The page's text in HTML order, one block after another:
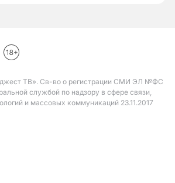
ТВ». Св-во о регистрации СМИ ЭЛ №ФС
службой по надзору в сфере связи,
и массовых коммуникаций 23.11.2017